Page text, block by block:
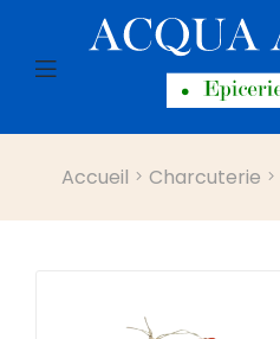
Menu
Accueil Charcuterie